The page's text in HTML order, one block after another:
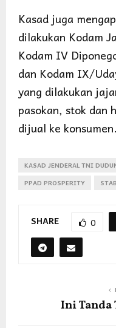
Kasad juga
dilakukan Kodam
Kodam IV
dan Kodam IX/
yang dilakukan
pasokan, stok dan
dijual ke
KASAD JENDERAL TNI
PPAD PROSPERITY
SHARE 0
Ini Tanda